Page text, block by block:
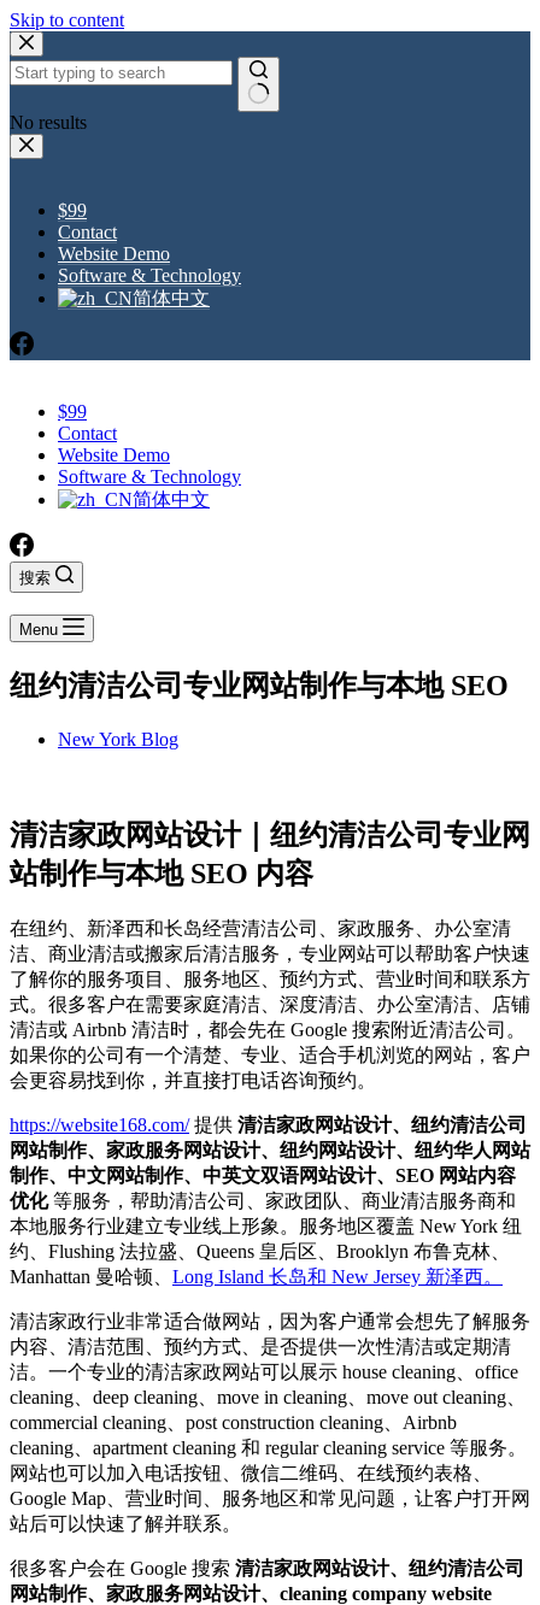
Skip to content
No results
$99
Contact
Website Demo
Software & Technology
简体中文
$99
Contact
Website Demo
Software & Technology
简体中文
搜索
Menu
纽约清洁公司专业网站制作与本地 SEO
New York Blog
清洁家政网站设计｜纽约清洁公司专业网
站制作与本地 SEO 内容
在纽约、新泽西和长岛经营清洁公司、家政服务、办公室清
洁、商业清洁或搬家后清洁服务，专业网站可以帮助客户快速
了解你的服务项目、服务地区、预约方式、营业时间和联系方
式。很多客户在需要家庭清洁、深度清洁、办公室清洁、店铺
清洁或 Airbnb 清洁时，都会先在 Google 搜索附近清洁公司。
如果你的公司有一个清楚、专业、适合手机浏览的网站，客户
会更容易找到你，并直接打电话咨询预约。
https://website168.com/提供 清洁家政网站设计、纽约清洁公司
网站制作、家政服务网站设计、纽约网站设计、纽约华人网站
制作、中文网站制作、中英文双语网站设计、SEO 网站内容
优化等服务，帮助清洁公司、家政团队、商业清洁服务商和
本地服务行业建立专业线上形象。服务地区覆盖 New York 纽
约、Flushing 法拉盛、Queens 皇后区、Brooklyn 布鲁克林、
Manhattan 曼哈顿、 Long Island 长岛和 New Jersey 新泽西。
清洁家政行业非常适合做网站，因为客户通常会想先了解服务
内容、清洁范围、预约方式、是否提供一次性清洁或定期清
洁。一个专业的清洁家政网站可以展示 house cleaning、office
cleaning、deep cleaning、move in cleaning、move out cleaning、
commercial cleaning、post construction cleaning、Airbnb
cleaning、apartment cleaning 和 regular cleaning service 等服务。
网站也可以加入电话按钮、微信二维码、在线预约表格、
Google Map、营业时间、服务地区和常见问题，让客户打开网
站后可以快速了解并联系。
很多客户会在 Google 搜索 清洁家政网站设计、纽约清洁公司
网站制作、家政服务网站设计、cleaning company website